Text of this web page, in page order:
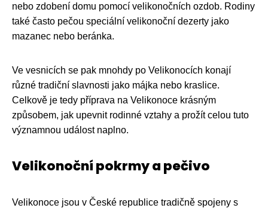
nebo zdobení domu pomocí velikonočních ozdob. Rodiny
také často pečou speciální velikonoční dezerty jako
mazanec nebo beránka.
Ve vesnicích se pak mnohdy po Velikonocích konají
různé tradiční slavnosti jako májka nebo kraslice.
Celkově je tedy příprava na Velikonoce krásným
způsobem, jak upevnit rodinné vztahy a prožít celou tuto
významnou událost naplno.
Velikonoční pokrmy a pečivo
Velikonoce jsou v České republice tradičně spojeny s